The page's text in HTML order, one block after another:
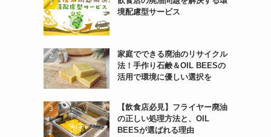
境配慮型サービス
家庭でできる廃油のリサイクル
法！手作り石鹸＆OIL BEESの
活用で環境に優しい選択を
【飲食店必見】フライヤー廃油
の正しい処理方法と、OIL
BEESが選ばれる理由